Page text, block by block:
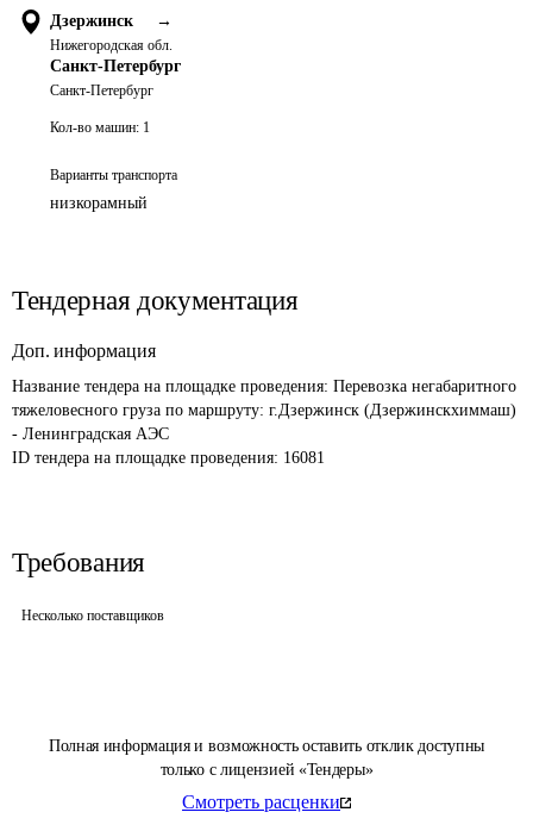
Полная информация и возможность оставить отклик доступны
только с лицензией «Тендеры»
Смотреть расценки
Дзержинск →
Нижегородская обл.
Санкт-Петербург
Санкт-Петербург
Кол-во машин: 1
Варианты транспорта
низкорамный
Тендерная документация
Доп. информация
Название тендера на площадке проведения: Перевозка негабаритного
тяжеловесного груза по маршруту: г.Дзержинск (Дзержинскхиммаш)
- Ленинградская АЭС
ID тендера на площадке проведения: 16081
Требования
Несколько поставщиков